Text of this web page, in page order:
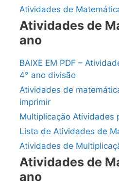
Atividades de
Atividades de
ano
BAIXE EM PDF –
4° ano divisão
Atividades de
imprimir
Multiplicação Atividades
Lista de Atividades de
Atividades de
Atividades de
ano